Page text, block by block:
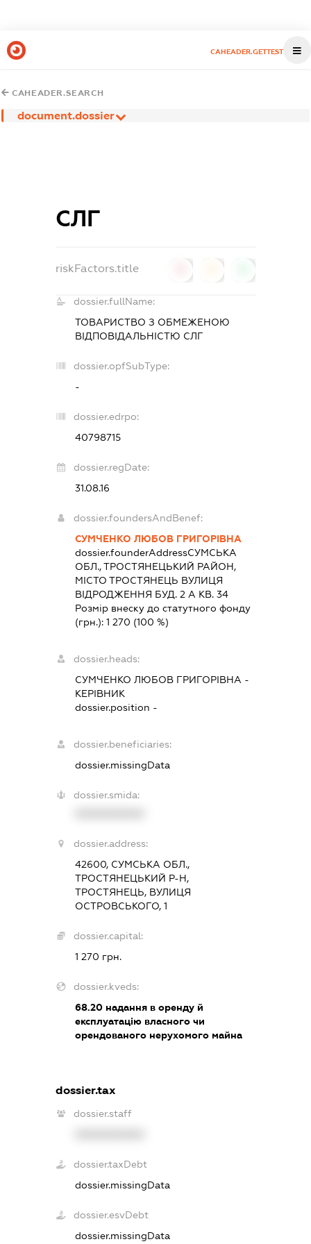
CAHEADER.GETTEST
CAHEADER.SEARCH
document.dossier
СЛГ
riskFactors.title
dossier.fullName:
ТОВАРИСТВО З ОБМЕЖЕНОЮ
ВІДПОВІДАЛЬНІСТЮ СЛГ
dossier.opfSubType:
-
dossier.edrpo:
40798715
dossier.regDate:
31.08.16
dossier.foundersAndBenef:
СУМЧЕНКО ЛЮБОВ ГРИГОРІВНА
dossier.founderAddressСУМСЬКА
ОБЛ., ТРОСТЯНЕЦЬКИЙ РАЙОН,
МІСТО ТРОСТЯНЕЦЬ ВУЛИЦЯ
ВІДРОДЖЕННЯ БУД. 2 А КВ. 34
Розмір внеску до статутного фонду
(грн.):1 270 (100 %)
dossier.heads:
СУМЧЕНКО ЛЮБОВ ГРИГОРІВНА -
КЕРІВНИК
dossier.position -
dossier.beneficiaries:
dossier.missingData
dossier.smida:
dossier.address:
42600, СУМСЬКА ОБЛ.,
ТРОСТЯНЕЦЬКИЙ Р-Н,
ТРОСТЯНЕЦЬ, ВУЛИЦЯ
ОСТРОВСЬКОГО, 1
dossier.capital:
1 270 грн.
dossier.kveds:
68.20 надання в оренду й
експлуатацію власного чи
орендованого нерухомого майна
dossier.tax
dossier.staff
dossier.taxDebt
dossier.missingData
dossier.esvDebt
dossier.missingData